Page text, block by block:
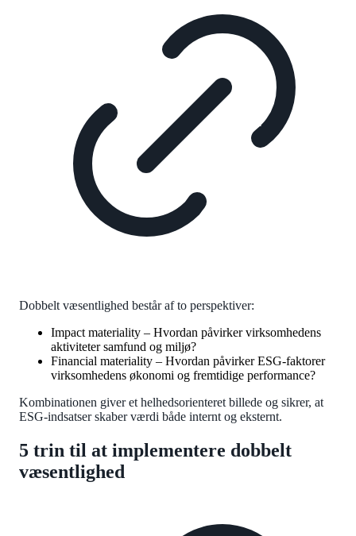
Dobbelt væsentlighed består af to perspektiver:
Impact materiality – Hvordan påvirker virksomhedens
aktiviteter samfund og miljø?
Financial materiality – Hvordan påvirker ESG-faktorer
virksomhedens økonomi og fremtidige performance?
Kombinationen giver et helhedsorienteret billede og sikrer, at
ESG-indsatser skaber værdi både internt og eksternt.
5 trin til at implementere dobbelt
væsentlighed